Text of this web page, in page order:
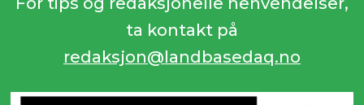
ta kontakt på
redaksjon@landbasedaq.no